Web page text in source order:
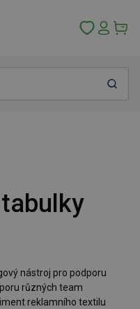
nástroj pro podporu
různých team
reklamního textilu